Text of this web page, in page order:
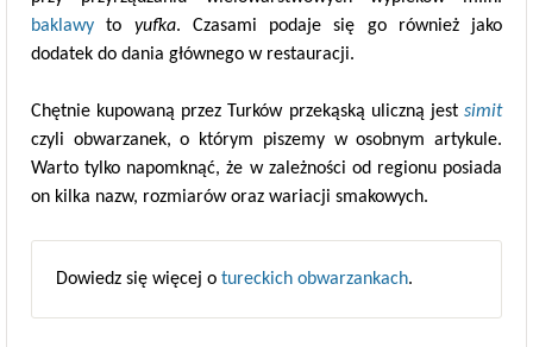
baklawy to yufka. Czasami podaje się go również jako
dodatek do dania głównego w restauracji.
Chętnie kupowaną przez Turków przekąską uliczną jest simit
czyli obwarzanek, o którym piszemy w osobnym artykule.
Warto tylko napomknąć, że w zależności od regionu posiada
on kilka nazw, rozmiarów oraz wariacji smakowych.
Dowiedz się więcej o tureckich obwarzankach.